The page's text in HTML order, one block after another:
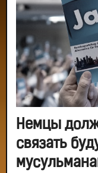
Немцы
связать